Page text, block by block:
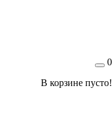
0
В корзине пусто!